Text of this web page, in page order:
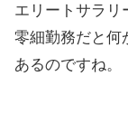
エリートサラリ
零細勤務だと何
あるのですね。